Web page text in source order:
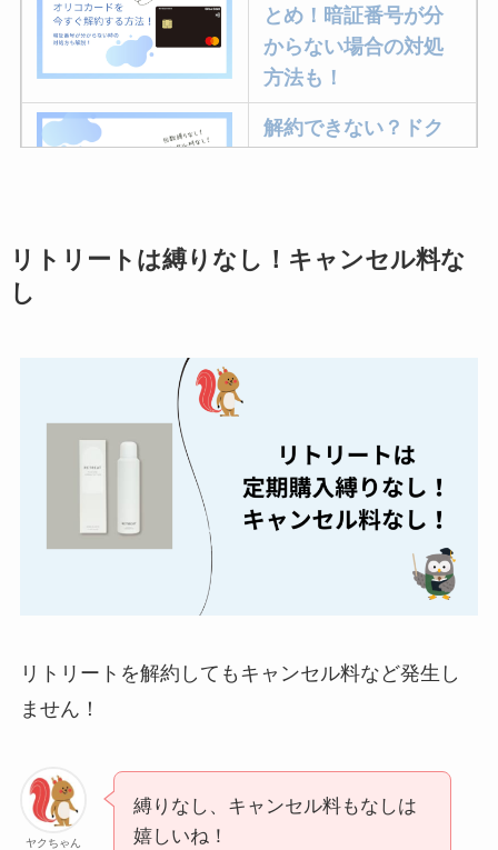
とめ！暗証番号が分
からない場合の対処
方法も！
解約できない？ドク
ミュゼプラチナムの
とめ！最短手続きや
ベストタイミングを
詳しく解説！
ユンス美容液の解約
まとめ！電話が繋が
なにわサプリ
る方法ある？
リトリートは縛りなし！キャンセル料な
し
リトリートを解約してもキャンセル料など発生し
ません！
ヤクちゃん
縛りなし、キャンセル料もなしは
嬉しいね！